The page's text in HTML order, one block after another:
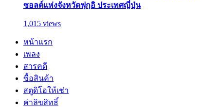
ซอลต์แห่งจังหวัดฟุกุอิ ประเทศญี่ปุ่น
1,015 views
หน้าแรก
เพลง
สารคดี
ซื้อสินค้า
สตูดิโอให้เช่า
ค่าลิขสิทธิ์